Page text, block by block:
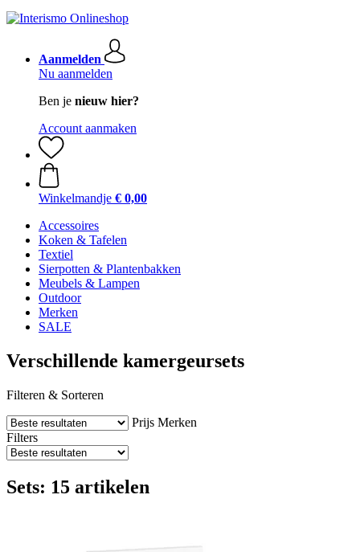
Aanmelden
Nu aanmelden
Ben je nieuw hier?
Account aanmaken
Winkelmandje € 0,00
Accessoires
Koken & Tafelen
Textiel
Sierpotten & Plantenbakken
Meubels & Lampen
Outdoor
Merken
SALE
Verschillende kamergeursets
Filteren & Sorteren
Prijs Merken
Filters
Sets: 15 artikelen